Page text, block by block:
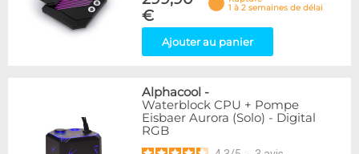
€
1 à 2 semaines de délai
Ajouter au panier
Alphacool -
Waterblock CPU + Pompe
Eisbaer Aurora (Solo) - Digital
RGB